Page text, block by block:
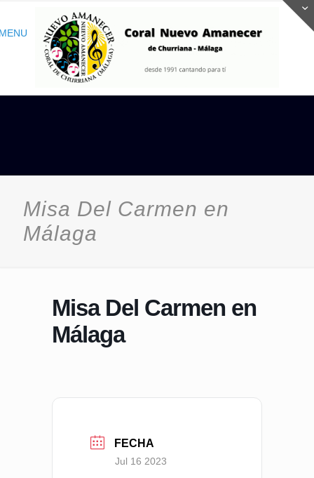
Misa Del Carmen en
Málaga
Misa Del Carmen en
Málaga
FECHA
Jul 16 2023